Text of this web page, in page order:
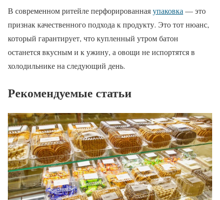
В современном ритейле перфорированнаяупаковка — это
признак качественного подхода к продукту. Это тот нюанс,
который гарантирует, что купленный утром батон
останется вкусным и к ужину, а овощи не испортятся в
холодильнике на следующий день.
Рекомендуемые статьи